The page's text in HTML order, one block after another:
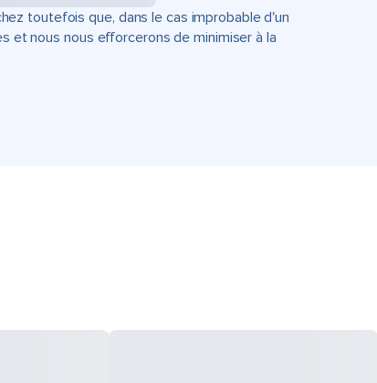
toutefois que, dans le cas improbable d'un
et nous nous efforcerons de minimiser à la